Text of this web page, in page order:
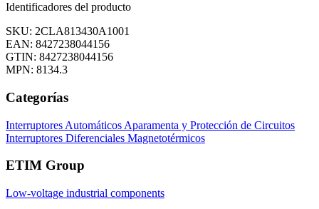
Identificadores del producto
SKU: 2CLA813430A1001
EAN: 8427238044156
GTIN: 8427238044156
MPN: 8134.3
Categorías
Interruptores Automáticos Aparamenta y Protección de Circuitos
Interruptores Diferenciales Magnetotérmicos
ETIM Group
Low-voltage industrial components